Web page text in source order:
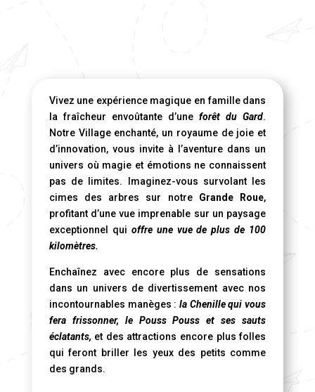
Vivez une expérience magique en famille dans
la fraîcheur envoûtante d’uneforêt du Gard.
Notre Village enchanté, un royaume de joie et
d’innovation, vous invite à l’aventure dans un
univers où magie et émotions ne connaissent
pas de limites. Imaginez-vous survolant les
cimes des arbres sur notre Grande Roue,
profitant d’une vue imprenable sur un paysage
exceptionnel qui offre une vue de plus de 100
kilomètres.
Enchaînez avec encore plus de sensations
dans un univers de divertissement avec nos
incontournables manèges : la Chenille qui vous
fera frissonner, le Pouss Pouss et ses sauts
éclatants, et des attractions encore plus folles
qui feront briller les yeux des petits comme
des grands.